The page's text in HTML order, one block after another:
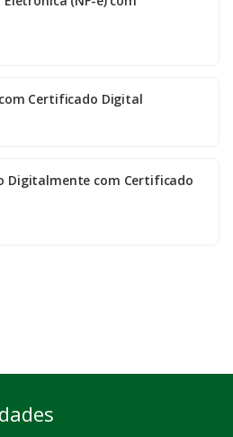
Certificado Digital
Digitalmente com Certificado